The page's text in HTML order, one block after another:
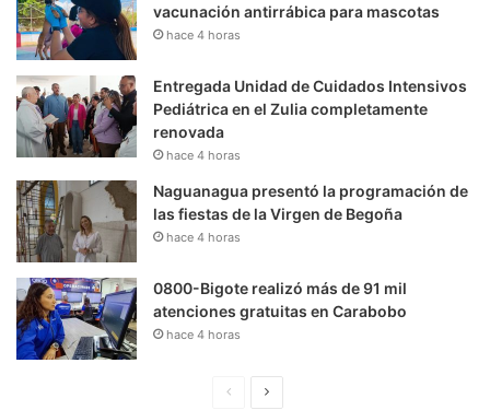
vacunación antirrábica para mascotas
hace 4 horas
Entregada Unidad de Cuidados Intensivos
Pediátrica en el Zulia completamente
renovada
hace 4 horas
Naguanagua presentó la programación de
las fiestas de la Virgen de Begoña
hace 4 horas
0800-Bigote realizó más de 91 mil
atenciones gratuitas en Carabobo
hace 4 horas